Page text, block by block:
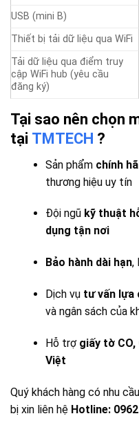
USB (mini B)
Thiết bị tải dữ liệu qua WiFi
Tải dữ liệu qua điểm truy
cập WiFi hub (yêu cầu
đăng ký)
Tại sao nên chọn
tại TMTECH ?
Sản phẩm chính
thương hiệu uy tín
Đội ngũ kỹ thuật
dụng tận nơi
Bảo hành dài hạn,
Dịch vụ tư vấn lựa
và ngân sách của
Hỗ trợ giấy tờ
Việt
Quý khách hàng có nhu
bị xin liên hệ Hotline: